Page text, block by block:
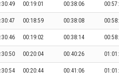
00:19:01 00:38:06
00:18:59 00:38:08
00:19:02 00:38:14
00:20:04 00:40:26
00:20:44 00:41:06